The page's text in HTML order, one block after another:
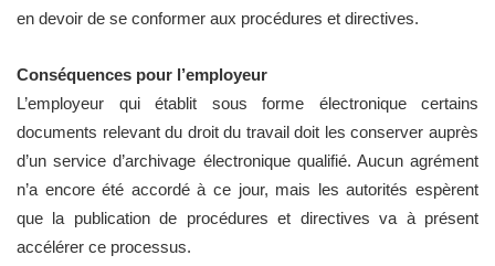
en devoir de se conformer aux procédures et directives.
Conséquences pour l’employeur
L’employeur qui établit sous forme électronique certains
documents relevant du droit du travail doit les conserver auprès
d’un service d’archivage électronique qualifié. Aucun agrément
n’a encore été accordé à ce jour, mais les autorités espèrent
que la publication de procédures et directives va à présent
accélérer ce processus.